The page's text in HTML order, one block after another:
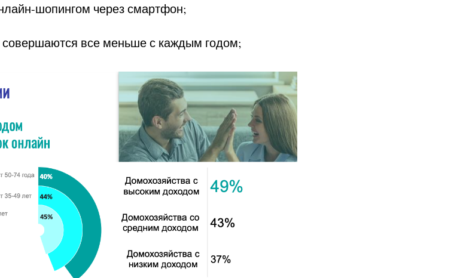
шопингом через смартфон;
совершаются все меньше с каждым годом;